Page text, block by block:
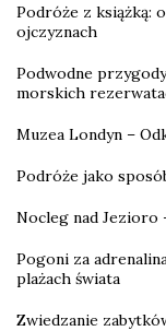
Podróże z książką:
ojczyznach
Podwodne
morskich
Muzea Londyn –
Podróże jako
Nocleg nad Jezioro
Pogoni za
plażach świata
Zwiedzanie